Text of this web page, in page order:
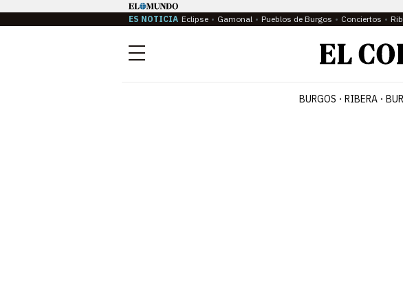
ES NOTICIA Eclipse Gamonal Pueblos de Burgos Conciertos
Menú
BURGOS RIBERA